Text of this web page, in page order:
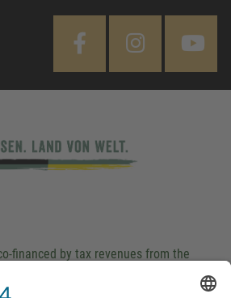
financed by tax revenues from the